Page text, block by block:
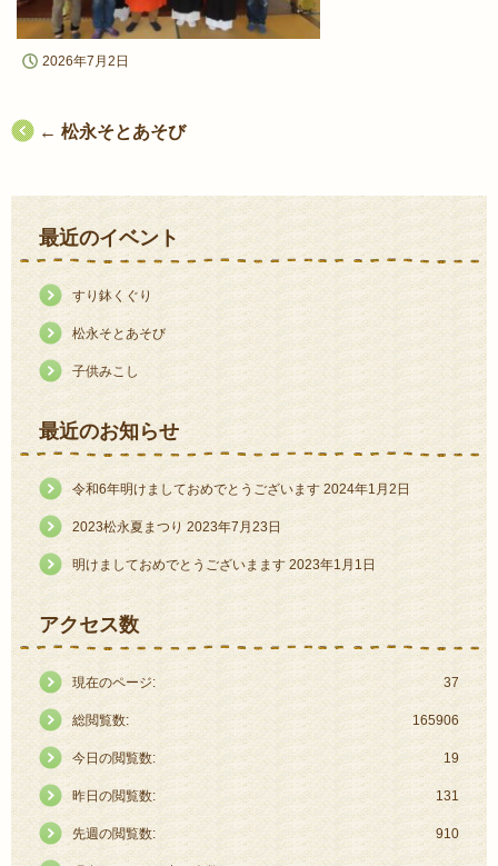
2026年7月2日
投
ナ
ビ
ゲ
ー
シ
ョ
ン
← 松永そとあそび
最近のイベント
すり鉢くぐり
松永そとあそび
子供みこし
最近のお知らせ
令和6年明けましておめでとうございます 2024年1月2日
2023松永夏まつり 2023年7月23日
明けましておめでとうございまます 2023年1月1日
アクセス数
37
現在のページ:
165906
総閲覧数:
19
今日の閲覧数:
131
昨日の閲覧数:
910
先週の閲覧数: